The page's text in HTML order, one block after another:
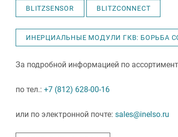
BLITZSENSOR BLITZCONNECT
ИНЕРЦИАЛЬНЫЕ МОДУЛИ ГКВ: БОРЬБА
За подробной информацией по
по тел.: +7 (812) 628-00-16
или по электронной почте: sales@inelso.ru